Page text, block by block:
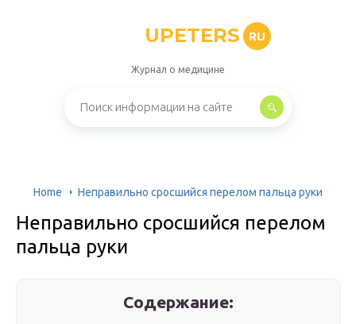
UPETERS RU
Журнал о медицине
Home Неправильно сросшийся перелом пальца руки
Неправильно сросшийся перелом
пальца руки
Содержание: